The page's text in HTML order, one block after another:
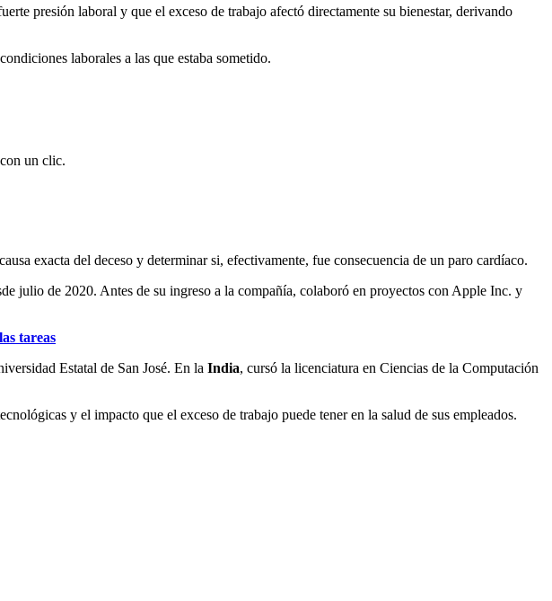
presión laboral y que el exceso de trabajo afectó directamente su bienestar, derivando
laborales a las que estaba sometido.
un clic.
exacta del deceso y determinar si, efectivamente, fue consecuencia de un paro cardíaco.
julio de 2020. Antes de su ingreso a la compañía, colaboró en proyectos con Apple Inc. y
tareas
Estatal de San José. En la India, cursó la licenciatura en Ciencias de la Computación
y el impacto que el exceso de trabajo puede tener en la salud de sus empleados.